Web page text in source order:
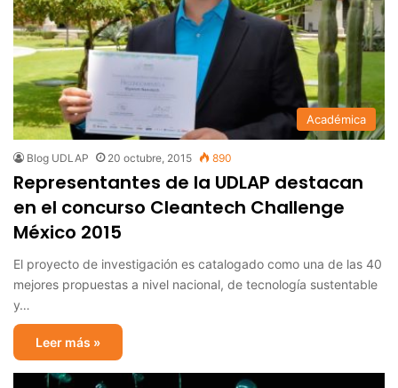
Académica
Blog UDLAP 20 octubre, 2015 890
Representantes de la UDLAP destacan
en el concurso Cleantech Challenge
México 2015
El proyecto de investigación es catalogado como una de las 40
mejores propuestas a nivel nacional, de tecnología sustentable
y…
Leer más »